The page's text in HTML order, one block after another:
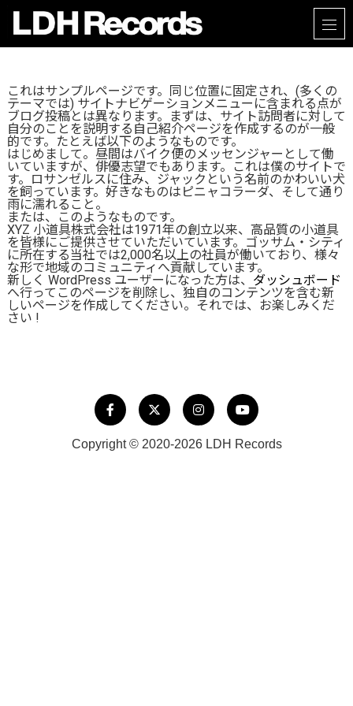
これはサンプルページです。同じ位置に固定され、(多くの
テーマでは) サイトナビゲーションメニューに含まれる点が
ブログ投稿とは異なります。まずは、サイト訪問者に対して
自分のことを説明する自己紹介ページを作成するのが一般
的です。たとえば以下のようなものです。
はじめまして。昼間はバイク便のメッセンジャーとして働
いていますが、俳優志望でもあります。これは僕のサイトで
す。ロサンゼルスに住み、ジャックという名前のかわいい犬
を飼っています。好きなものはピニャコラーダ、そして通り
雨に濡れること。
または、このようなものです。
XYZ 小道具株式会社は1971年の創立以来、高品質の小道具
を皆様にご提供させていただいています。ゴッサム・シティ
に所在する当社では2,000名以上の社員が働いており、様々
な形で地域のコミュニティへ貢献しています。
新しく WordPress ユーザーになった方は、 ダッシュボード
へ行ってこのページを削除し、独自のコンテンツを含む新
しいページを作成してください。それでは、お楽しみくだ
さい !
Copyright © 2020-2026 LDH Records